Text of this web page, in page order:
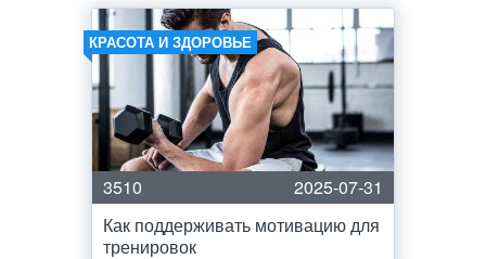
КРАСОТА И ЗДОРОВЬЕ
3510
2025-07-31
Как поддерживать мотивацию для
тренировок